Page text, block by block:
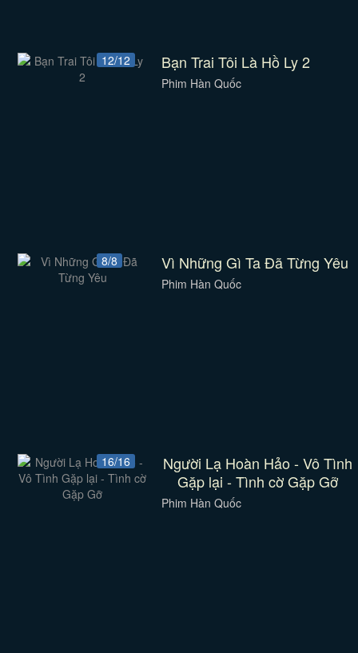
12/12 Bạn Trai Tôi Là Hồ Ly 2
Phim Hàn Quốc
8/8 Vì Những Gì Ta Đã Từng Yêu
Phim Hàn Quốc
16/16
Người Lạ Hoàn Hảo - Vô Tình
Gặp lại - Tình cờ Gặp Gỡ
Phim Hàn Quốc